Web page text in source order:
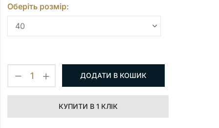
Оберіть розмір:
ДОДАТИ В КОШИК
КУПИТИ В 1 КЛІК